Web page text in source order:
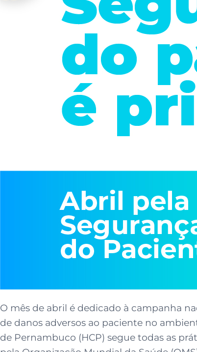
O mês de abril é dedicado à campanha
de danos adversos ao paciente no
de Pernambuco (HCP) segue todas as